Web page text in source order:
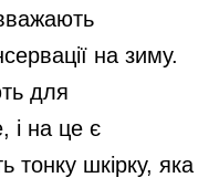
на зиму.
для
і на це є
тонку шкірку, яка